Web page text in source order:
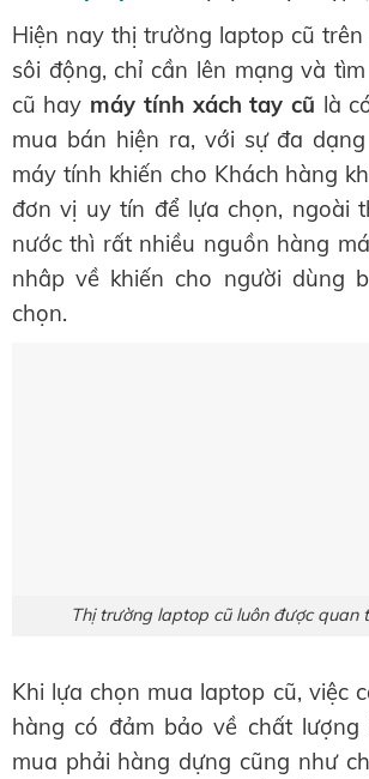
Hiện nay thị trường laptop cũ
sôi động, chỉ cần lên mạng và
cũ hay máy tính xách tay cũ là
mua bán hiện ra, với sự đa
máy tính khiến cho Khách hàng
đơn vị uy tín để lựa chọn, ngoài
nước thì rất nhiều nguồn hàng
nhâp về khiến cho người dùng
chọn.
Thị trường laptop cũ luôn được quan
Khi lựa chọn mua laptop cũ, việc
hàng có đảm bảo về chất lượng
mua phải hàng dựng cũng như